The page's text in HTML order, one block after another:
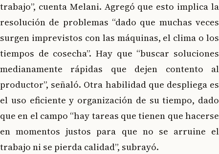
trabajo”, cuenta Melani. Agregó que esto implica la
resolución de problemas “dado que muchas veces
surgen imprevistos con las máquinas, el clima o los
tiempos de cosecha”. Hay que “buscar soluciones
medianamente rápidas que dejen contento al
productor”, señaló. Otra habilidad que despliega es
el uso eficiente y organización de su tiempo, dado
que en el campo “hay tareas que tienen que hacerse
en momentos justos para que no se arruine el
trabajo ni se pierda calidad”, subrayó.